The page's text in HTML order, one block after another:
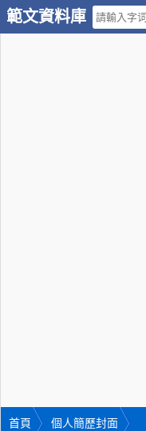
範文資料庫
首頁 個人簡歷封面